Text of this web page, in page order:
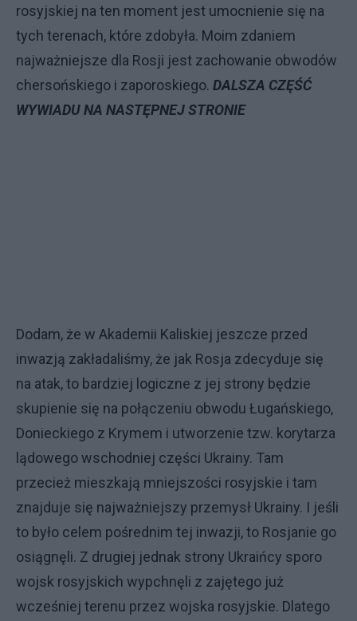
rosyjskiej na ten moment jest umocnienie się na
tych terenach, które zdobyła. Moim zdaniem
najważniejsze dla Rosji jest zachowanie obwodów
chersońskiego i zaporoskiego. DALSZA CZĘŚĆ
WYWIADU NA NASTĘPNEJ STRONIE
Dodam, że w Akademii Kaliskiej jeszcze przed
inwazją zakładaliśmy, że jak Rosja zdecyduje się
na atak, to bardziej logiczne z jej strony będzie
skupienie się na połączeniu obwodu Ługańskiego,
Donieckiego z Krymem i utworzenie tzw. korytarza
lądowego wschodniej części Ukrainy. Tam
przecież mieszkają mniejszości rosyjskie i tam
znajduje się najważniejszy przemysł Ukrainy. I jeśli
to było celem pośrednim tej inwazji, to Rosjanie go
osiągnęli. Z drugiej jednak strony Ukraińcy sporo
wojsk rosyjskich wypchnęli z zajętego już
wcześniej terenu przez wojska rosyjskie. Dlatego